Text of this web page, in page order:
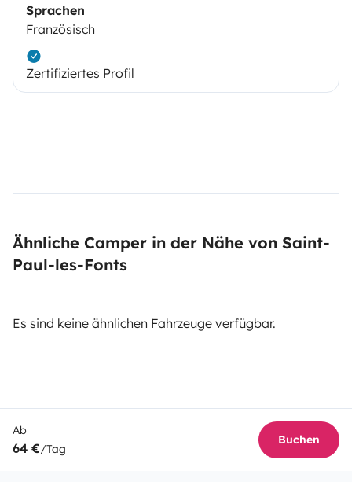
Sprachen
Französisch
Zertifiziertes Profil
Ähnliche Camper in der Nähe von Saint-
Paul-les-Fonts
Es sind keine ähnlichen Fahrzeuge verfügbar.
Ab
64 €/Tag
Buchen